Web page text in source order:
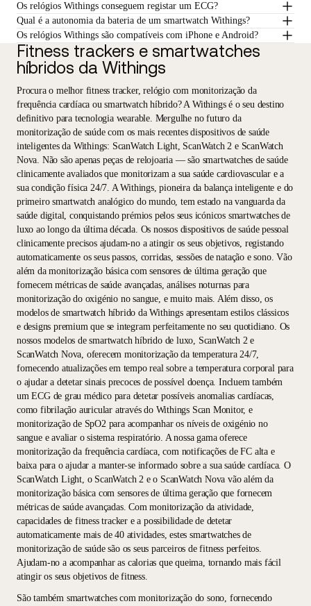
Os relógios Withings conseguem registar um ECG?
Qual é a autonomia da bateria de um smartwatch Withings?
Os relógios Withings são compatíveis com iPhone e Android?
Fitness trackers e smartwatches
híbridos da Withings
Procura o melhor fitness tracker, relógio com monitorização da
frequência cardíaca ou smartwatch híbrido? A Withings é o seu destino
definitivo para tecnologia wearable. Mergulhe no futuro da
monitorização de saúde com os mais recentes dispositivos de saúde
inteligentes da Withings: ScanWatch Light, ScanWatch 2 e ScanWatch
Nova. Não são apenas peças de relojoaria — são smartwatches de saúde
clinicamente avaliados que monitorizam a sua saúde cardiovascular e a
sua condição física 24/7. A Withings, pioneira da balança inteligente e do
primeiro smartwatch analógico do mundo, tem estado na vanguarda da
saúde digital, conquistando prémios pelos seus icónicos smartwatches de
luxo ao longo da última década. Os nossos dispositivos de saúde pessoal
clinicamente precisos ajudam-no a atingir os seus objetivos, registando
automaticamente os seus passos, corridas, sessões de natação e sono. Vão
além da monitorização básica com sensores de última geração que
fornecem métricas de saúde avançadas, análises noturnas para
monitorização do oxigénio no sangue, e muito mais. Além disso, os
modelos de smartwatch híbrido da Withings apresentam estilos clássicos
e designs premium que se integram perfeitamente no seu quotidiano. Os
nossos modelos de smartwatch híbrido de luxo, ScanWatch 2 e
ScanWatch Nova, oferecem monitorização da temperatura 24/7,
fornecendo atualizações em tempo real sobre a temperatura corporal para
o ajudar a detetar sinais precoces de possível doença. Incluem também
um ECG de grau médico para detetar possíveis anomalias cardíacas,
como fibrilação auricular através do Withings Scan Monitor, e
monitorização de SpO2 para acompanhar os níveis de oxigénio no
sangue e avaliar o sistema respiratório. A nossa gama oferece
monitorização da frequência cardíaca, com notificações de FC alta e
baixa para o ajudar a manter-se informado sobre a sua saúde cardíaca. O
ScanWatch Light, o ScanWatch 2 e o ScanWatch Nova vão além da
monitorização básica com sensores de última geração que fornecem
métricas de saúde avançadas. Com monitorização da atividade,
capacidades de fitness tracker e a possibilidade de detetar
automaticamente mais de 40 atividades, estes smartwatches de
monitorização de saúde são os seus parceiros de fitness perfeitos.
Ajudam-no a acompanhar as calorias que queima, tornando mais fácil
atingir os seus objetivos de fitness.
São também smartwatches com monitorização do sono, fornecendo